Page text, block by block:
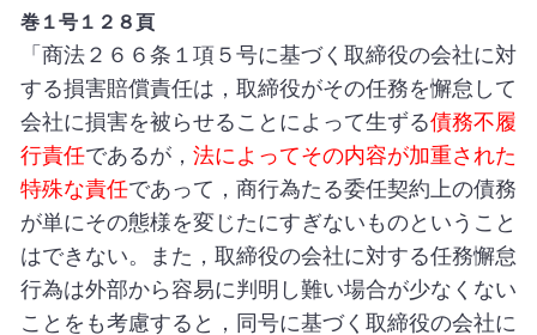
巻１号１２８頁
「商法２６６条１項５号に基づく取締役の会社に対
する損害賠償責任は，取締役がその任務を懈怠して
会社に損害を被らせることによって生ずる債務不履
行責任であるが， 法によってその内容が加重された
特殊な責任であって，商行為たる委任契約上の債務
が単にその態様を変じたにすぎないものということ
はできない。また，取締役の会社に対する任務懈怠
行為は外部から容易に判明し難い場合が少なくない
ことをも考慮すると，同号に基づく取締役の会社に